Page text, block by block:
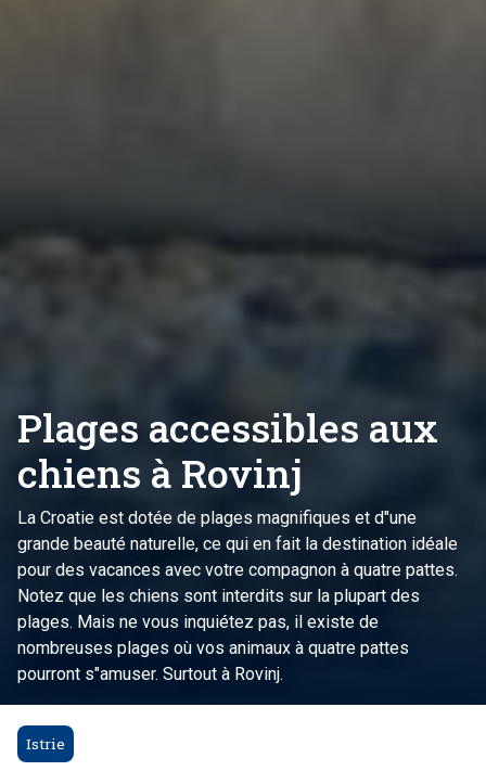
Plages accessibles aux
chiens à Rovinj
La Croatie est dotée de plages magnifiques et d"une
grande beauté naturelle, ce qui en fait la destination idéale
pour des vacances avec votre compagnon à quatre pattes.
Notez que les chiens sont interdits sur la plupart des
plages. Mais ne vous inquiétez pas, il existe de
nombreuses plages où vos animaux à quatre pattes
pourront s"amuser. Surtout à Rovinj.
Istrie